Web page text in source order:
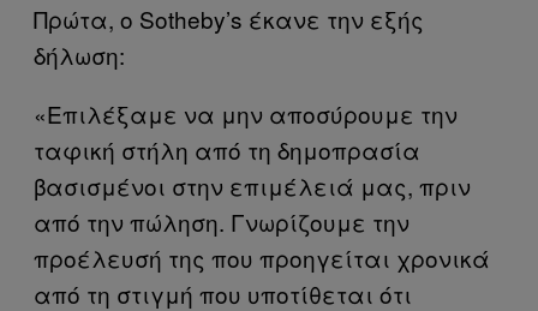
Πρώτα, ο Sotheby’s έκανε την εξής
δήλωση:
«Επιλέξαμε να μην αποσύρουμε την
ταφική στήλη από τη δημοπρασία
βασισμένοι στην επιμέλειά μας, πριν
από την πώληση. Γνωρίζουμε την
προέλευσή της που προηγείται χρονικά
από τη στιγμή που υποτίθεται ότι